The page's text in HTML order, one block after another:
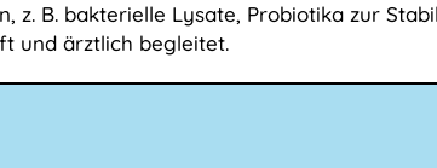
z. B. bakterielle Lysate, Probiotika zur
und ärztlich begleitet.